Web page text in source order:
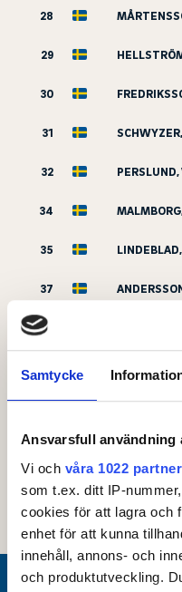
Samtycke
Ansvarsfull användning
Vi och våra 1022
som t.ex. ditt IP-
cookies för att lagra och
enhet för att kunna
innehåll, annons- och
och produktutveckling.
28
29
30
31
32
34
35
37
39
41 ÖRNSTEN,
42 ALMQVIST,